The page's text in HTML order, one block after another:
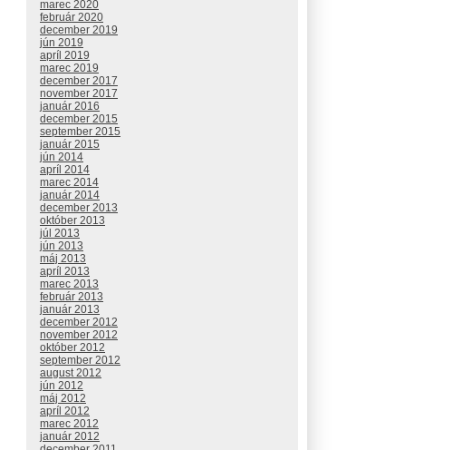
marec 2020
február 2020
december 2019
jún 2019
apríl 2019
marec 2019
december 2017
november 2017
január 2016
december 2015
september 2015
január 2015
jún 2014
apríl 2014
marec 2014
január 2014
december 2013
október 2013
júl 2013
jún 2013
máj 2013
apríl 2013
marec 2013
február 2013
január 2013
december 2012
november 2012
október 2012
september 2012
august 2012
jún 2012
máj 2012
apríl 2012
marec 2012
január 2012